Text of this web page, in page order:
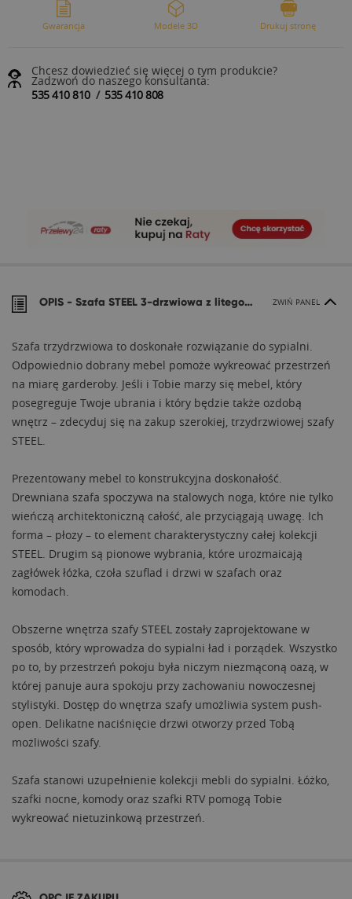
Gwarancja Modele 3D Drukuj stronę
Chcesz dowiedzieć się więcej o tym produkcie?
Zadzwoń do naszego konsultanta:
535 410 810/ 535 410 808
OPIS - Szafa STEEL 3-drzwiowa z litego drewna ZWIŃ PANEL
Szafa trzydrzwiowa to doskonałe rozwiązanie do sypialni.
Odpowiednio dobrany mebel pomoże wykreować przestrzeń
na miarę garderoby. Jeśli i Tobie marzy się mebel, który
posegreguje Twoje ubrania i który będzie także ozdobą
wnętrz – zdecyduj się na zakup szerokiej, trzydrzwiowej szafy
STEEL.
Prezentowany mebel to konstrukcyjna doskonałość.
Drewniana szafa spoczywa na stalowych noga, które nie tylko
wieńczą architektoniczną całość, ale przyciągają uwagę. Ich
forma – płozy – to element charakterystyczny całej kolekcji
STEEL. Drugim są pionowe wybrania, które urozmaicają
zagłówek łóżka, czoła szuflad i drzwi w szafach oraz
komodach.
Obszerne wnętrza szafy STEEL zostały zaprojektowane w
sposób, który wprowadza do sypialni ład i porządek. Wszystko
po to, by przestrzeń pokoju była niczym niezmąconą oazą, w
której panuje aura spokoju przy zachowaniu nowoczesnej
stylistyki. Dostęp do wnętrza szafy umożliwia system push-
open. Delikatne naciśnięcie drzwi otworzy przed Tobą
możliwości szafy.
Szafa stanowi uzupełnienie kolekcji mebli do sypialni. Łóżko,
szafki nocne, komody oraz szafki RTV pomogą Tobie
wykreować nietuzinkową przestrzeń.